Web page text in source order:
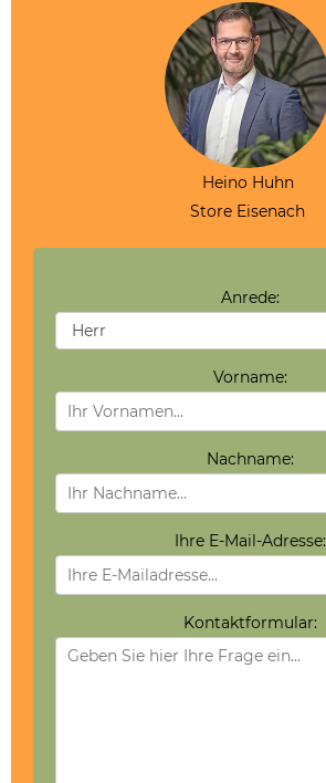
Heino Huhn
Store Eisenach
Anrede:
Vorname:
Nachname:
Ihre E-Mail-Adresse:
Kontaktformular: